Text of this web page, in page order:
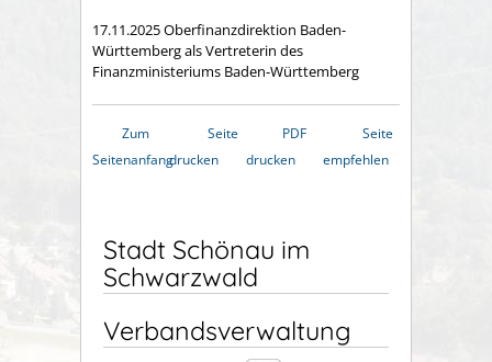
17.11.2025 Oberfinanzdirektion Baden-
Württemberg als Vertreterin des
Finanzministeriums Baden-Württemberg
Zum
Seitenanfang
Seite
drucken
PDF
drucken
Seite
empfehlen
Stadt Schönau im
Schwarzwald
Verbandsverwaltung